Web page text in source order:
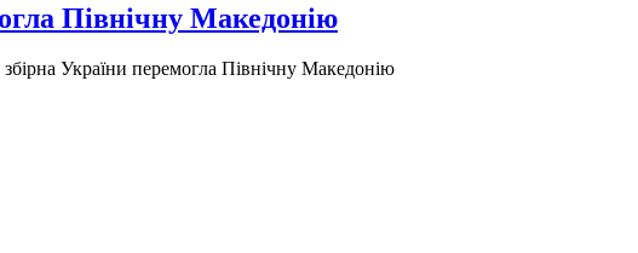
Північну Македонію
України перемогла Північну Македонію